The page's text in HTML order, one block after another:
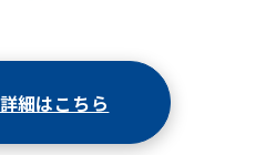
細はこちら